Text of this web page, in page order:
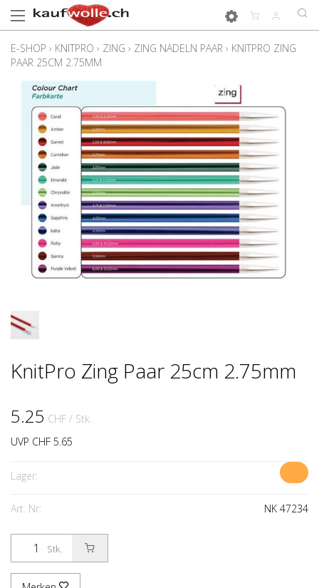
E-SHOP › KNITPRO › ZING › ZING NADELN PAAR › KNITPRO ZING
PAAR 25CM 2.75MM
KnitPro Zing Paar 25cm 2.75mm
5.25 CHF / Stk.
UVP CHF 5.65
Lager:
Art. Nr: NK 47234
Stk.